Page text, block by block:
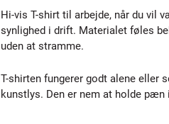
Hi-vis T-shirt til arbejde, når du vil
synlighed i drift. Materialet føles
uden at stramme.
T-shirten fungerer godt alene eller
kunstlys. Den er nem at holde